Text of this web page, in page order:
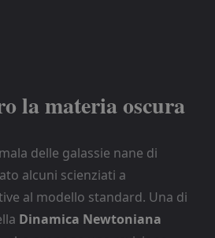
la materia oscura
delle galassie nane di
alcuni scienziati a
al modello standard. Una di
Dinamica Newtoniana